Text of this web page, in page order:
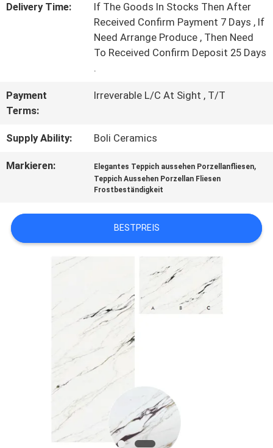
EIN
DATENSCHUTZRICHTLINIE
Delivery Time:
If The Goods In Stocks Then After
Received Confirm Payment 7 Days , If
Need Arrange Produce , Then Need
To Received Confirm Deposit 25 Days
.
Payment
Terms:
Irreverable L/C At Sight , T/T
Supply Ability: Boli Ceramics
Markieren: Elegantes Teppich aussehen Porzellanfliesen,
Teppich Aussehen Porzellan Fliesen
Frostbeständigkeit
BESTPREIS